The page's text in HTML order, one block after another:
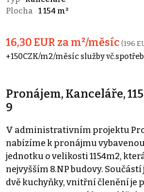
Plocha
1 154 m²
16,30 EUR za m²/měsíc (196
+150CZK/m2/měsíc služby
Pronájem, Kanceláře,
9
V administrativním projektu
nabízíme k pronájmu
jednotku o velikosti 1154m2,
nejvyšším 8.NP budovy.
dvě kuchyňky, vnitřní členění je